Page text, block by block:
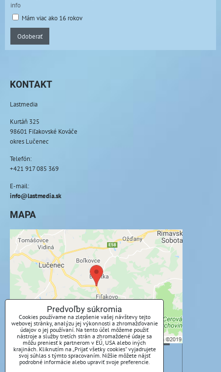
info
Mám viac ako 16 rokov
Odoberať
KONTAKT
Lastmedia
Kurtáň 325
98601 Fiľakovské Kováče
okres Lučenec
Telefón:
+421 917 085 369
E-mail:
info@lastmedia.sk
MAPA
Externý obsah je blokovaný Voľbami
súkromia
Prajete si načítať externý obsah?
Povoliť tentokrát
Povoliť a zapamätať - súhlas s druhom cookie:
Funkčné
Otvoriť obsah v novom okne
Predvoľby súkromia
Cookies používame na zlepšenie vašej návštevy tejto
webovej stránky, analýzu jej výkonnosti a zhromažďovanie
údajov o jej používaní. Na tento účel môžeme použiť
nástroje a služby tretích strán a zhromaždené údaje sa
môžu preniesť k partnerom v EÚ, USA alebo iných
krajinách. Kliknutím na „Prijať všetky cookies“ vyjadrujete
svoj súhlas s týmto spracovaním. Nižšie môžete nájsť
podrobné informácie alebo upraviť svoje preferencie.